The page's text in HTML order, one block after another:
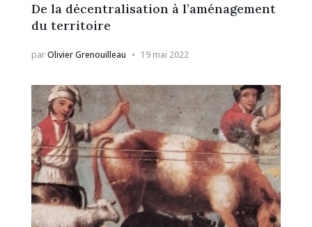
De la décentralisation à l’aménagement
du territoire
parOlivier Grenouilleau 19 mai 2022